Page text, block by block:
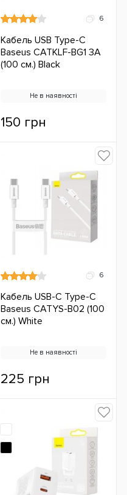
6
Кабель USB Type-C
Baseus CATKLF-BG1 3A
(100 см.) Black
Не в наявності
150 грн
6
Кабель USB-C Type-C
Baseus CATYS-B02 (100
см.) White
Не в наявності
225 грн